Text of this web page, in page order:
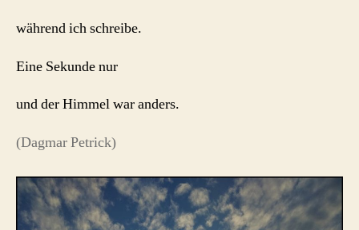
während ich schreibe.
Eine Sekunde nur
und der Himmel war anders.
(Dagmar Petrick)